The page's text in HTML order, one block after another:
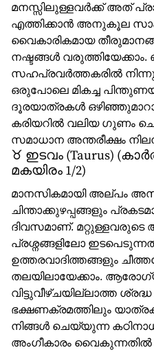
മനസ്സിലുള്ളവർക്ക് അത്
എത്തിക്കാൻ അനുകൂല
വൈകാരികമായ
നഷ്ടങ്ങൾ
സഹപ്രവർത്തകരിൽ നിന്നും
ഒരുപോലെ മികച്ച
ദൂരയാത്രകൾ
കരിയറിൽ വലിയ ഗുണം
സമാധാന അന്തരീക്ഷം
♉ ഇടവം (Taurus)
മകയിരം 1/2)
മാനസികമായി അല്പം
ചിന്താക്കുഴപ്പങ്ങളും
ദിവസമാണ്. മറ്റുള്ളവരുടെ
പ്രശ്നങ്ങളിലോ
ഉത്തരവാദിത്തങ്ങളും
തലയിലായേക്കാം.
വിട്ടുവീഴ്ചയില്ലാത്ത
ഭക്ഷണക്രമത്തിലും
നിങ്ങൾ ചെയ്യുന്ന
അംഗീകാരം വൈകുന്നതിൽ